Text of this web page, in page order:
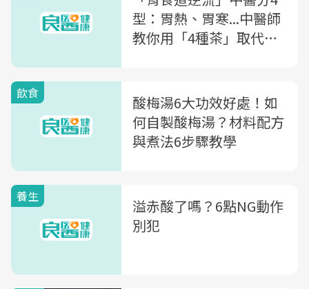
型：胃熱、胃寒...中醫師
教你用「4種茶」取代咖
飲食
酸梅湯6大功效好處！如
何自製酸梅湯？材料配方
與煮法6步驟教學
養生
溢赤酸了嗎？6點NG動作
別犯